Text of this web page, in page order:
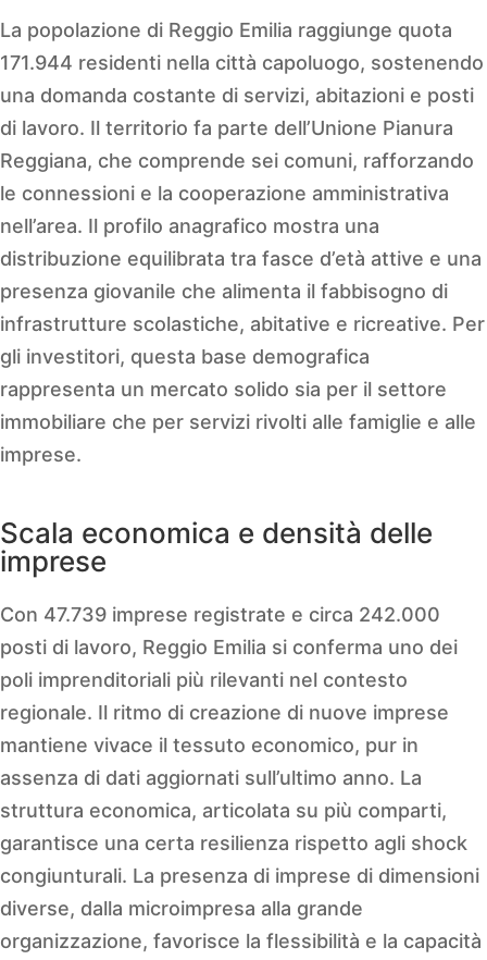
La popolazione di Reggio Emilia raggiunge quota
171.944 residenti nella città capoluogo, sostenendo
una domanda costante di servizi, abitazioni e posti
di lavoro. Il territorio fa parte dell’Unione Pianura
Reggiana, che comprende sei comuni, rafforzando
le connessioni e la cooperazione amministrativa
nell’area. Il profilo anagrafico mostra una
distribuzione equilibrata tra fasce d’età attive e una
presenza giovanile che alimenta il fabbisogno di
infrastrutture scolastiche, abitative e ricreative. Per
gli investitori, questa base demografica
rappresenta un mercato solido sia per il settore
immobiliare che per servizi rivolti alle famiglie e alle
imprese.
Scala economica e densità delle
imprese
Con 47.739 imprese registrate e circa 242.000
posti di lavoro, Reggio Emilia si conferma uno dei
poli imprenditoriali più rilevanti nel contesto
regionale. Il ritmo di creazione di nuove imprese
mantiene vivace il tessuto economico, pur in
assenza di dati aggiornati sull’ultimo anno. La
struttura economica, articolata su più comparti,
garantisce una certa resilienza rispetto agli shock
congiunturali. La presenza di imprese di dimensioni
diverse, dalla microimpresa alla grande
organizzazione, favorisce la flessibilità e la capacità